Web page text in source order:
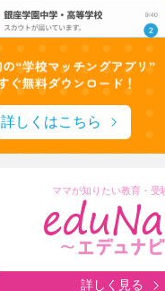
詳しくはこちら
ママが知りたい教育・受
詳しく見る